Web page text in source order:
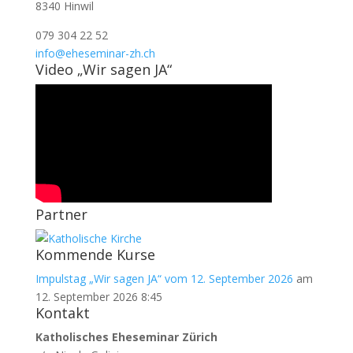
8340 Hinwil
079 304 22 52
info@eheseminar-zh.ch
Video „Wir sagen JA“
Partner
Kommende Kurse
Impulstag „Wir sagen JA“ vom 12. September 2026 am
12. September 2026 8:45
Kontakt
Katholisches Eheseminar Zürich